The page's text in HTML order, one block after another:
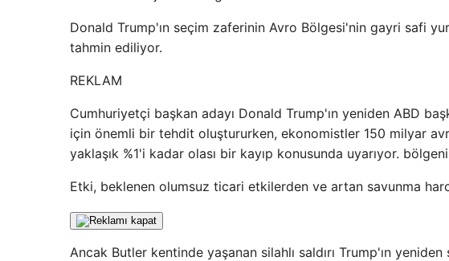
Donald Trump'ın seçim zaferinin Avro Bölgesi'nin gayri safi
tahmin ediliyor.
REKLAM
Cumhuriyetçi başkan adayı Donald Trump'ın yeniden ABD
için önemli bir tehdit oluştururken, ekonomistler 150 milyar
yaklaşık %1'i kadar olası bir kayıp konusunda uyarıyor.
Etki, beklenen olumsuz ticari etkilerden ve artan savunma
Ancak Butler kentinde yaşanan silahlı saldırı Trump'ın yeniden